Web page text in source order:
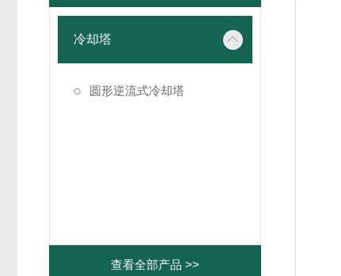
冷却塔
圆形逆流式冷却塔
查看全部产品 >>